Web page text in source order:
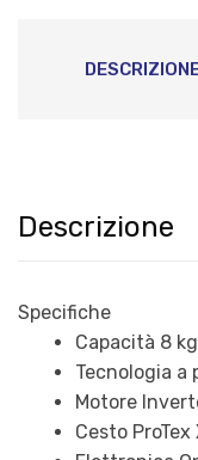
Descrizione
Specifiche
Capacità 8 kg
Tecnologia a
Motore
Cesto ProTex